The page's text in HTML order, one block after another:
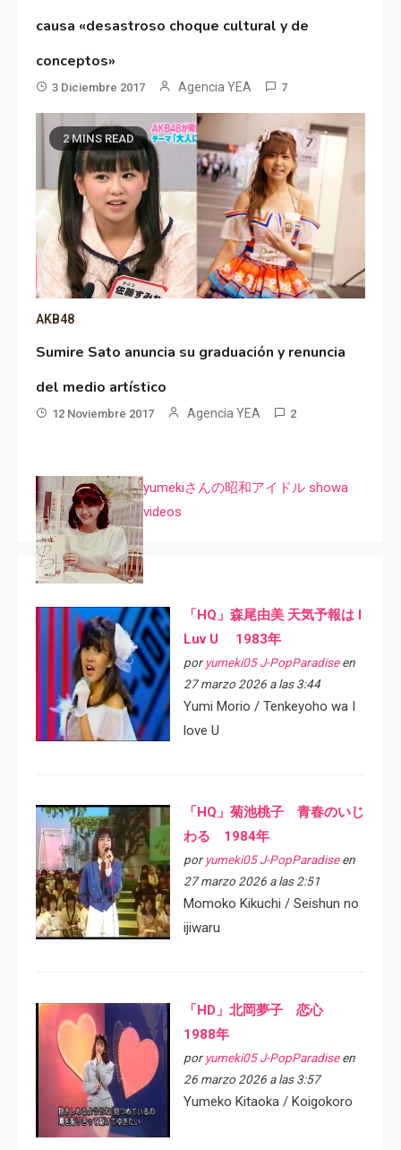
causa «desastroso choque cultural y de
conceptos»
3 Diciembre 2017 Agencia YEA 7
2 MINS READ
AKB48
Sumire Sato anuncia su graduación y renuncia
del medio artístico
12 Noviembre 2017 Agencia YEA 2
yumekiさんの昭和アイドル showa
videos
「HQ」森尾由美 天気予報は I
Luv U 1983年
por yumeki05 J-PopParadiseen
27 marzo 2026 a las 3:44
Yumi Morio / Tenkeyoho wa I
love U
「HQ」菊池桃子 青春のいじ
わる 1984年
por yumeki05 J-PopParadiseen
27 marzo 2026 a las 2:51
Momoko Kikuchi / Seishun no
ijiwaru
「HD」北岡夢子 恋心
1988年
por yumeki05 J-PopParadiseen
26 marzo 2026 a las 3:57
Yumeko Kitaoka / Koigokoro